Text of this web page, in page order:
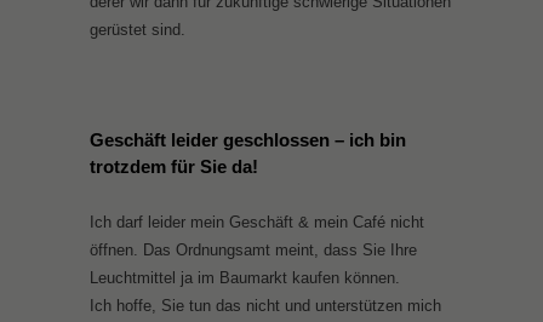
gerüstet sind.
Geschäft leider geschlossen – ich bin
trotzdem für Sie da!
Ich darf leider mein Geschäft & mein Café nicht
öffnen. Das Ordnungsamt meint, dass Sie Ihre
Leuchtmittel ja im Baumarkt kaufen können.
Ich hoffe, Sie tun das nicht und unterstützen mich